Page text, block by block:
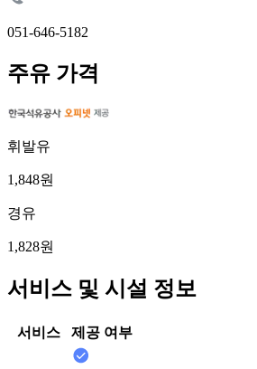
051-646-5182
주유 가격
휘발유
1,848원
경유
1,828원
서비스 및 시설 정보
서비스 제공 여부